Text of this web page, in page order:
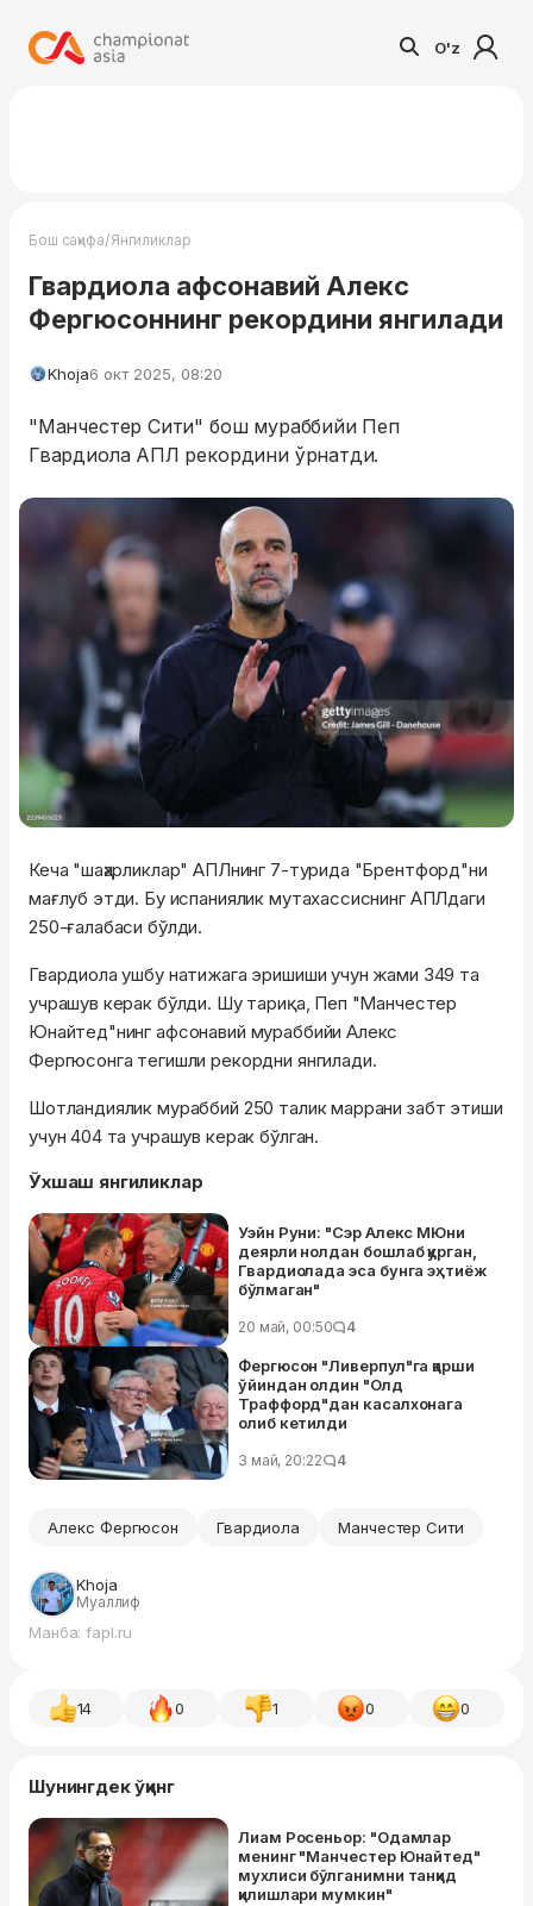
O'z
Бош саҳифа/Янгиликлар
Гвардиола афсонавий Алекс
Фергюсоннинг рекордини янгилади
Khoja6 окт 2025, 08:20
"Манчестер Сити" бош мураббийи Пеп
Гвардиола АПЛ рекордини ўрнатди.
Кеча "шаҳарликлар" АПЛнинг 7-турида "Брентфорд"ни
мағлуб этди. Бу испаниялик мутахассиснинг АПЛдаги
250-ғалабаси бўлди.
Гвардиола ушбу натижага эришиши учун жами 349 та
учрашув керак бўлди. Шу тариқа, Пеп "Манчестер
Юнайтед"нинг афсонавий мураббийи Алекс
Фергюсонга тегишли рекордни янгилади.
Шотландиялик мураббий 250 талик маррани забт этиши
учун 404 та учрашув керак бўлган.
Ўхшаш янгиликлар
Уэйн Руни: "Сэр Алекс МЮни
деярли нолдан бошлаб қурган,
Гвардиолада эса бунга эҳтиёж
бўлмаган"
20 май, 00:50 4
Фергюсон "Ливерпул"га қарши
ўйиндан олдин "Олд
Траффорд"дан касалхонага
олиб кетилди
3 май, 20:22 4
Алекс Фергюсон Гвардиола Манчестер Сити
Khoja
Муаллиф
Манба: fapl.ru
14 0 1 0 0
Шунингдек ўқинг
Лиам Росеньор: "Одамлар
менинг "Манчестер Юнайтед"
мухлиси бўлганимни танқид
қилишлари мумкин"